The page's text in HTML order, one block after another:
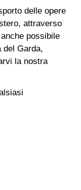
delle opere
attraverso
possibile
del Garda,
la nostra